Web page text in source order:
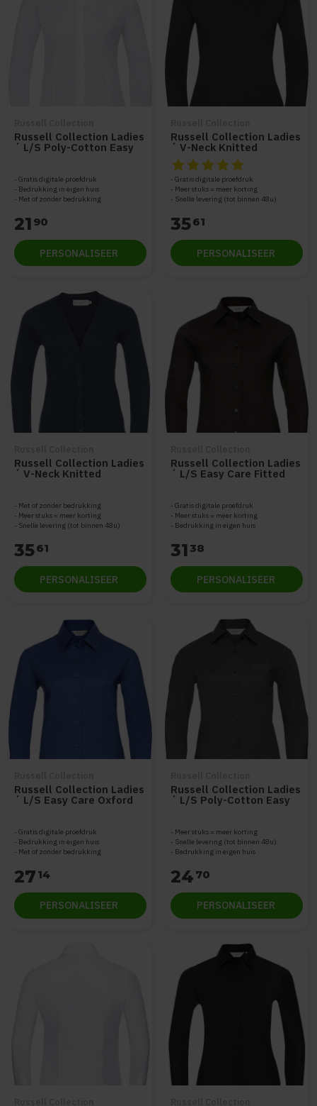
Russell Collection Ladies
´ L/S Poly-Cotton Easy
Gratis digitale proefdruk
Bedrukking in eigen huis
Met of zonder bedrukking
21 90
PERSONALISEER
Russell Collection Ladies
´ V-Neck Knitted
Pullover Z710F
De beoordeling van dit
Gratis digitale proefdruk
Meer stuks = meer korting
Snelle levering (tot binnen 48u)
3561
PERSONALISEER
Russell Collection Ladies
´ V-Neck Knitted
Met of zonder bedrukking
Meer stuks = meer korting
Snelle levering (tot binnen 48u)
3561
PERSONALISEER
Russell Collection Ladies
´ L/S Easy Care Fitted
Shirt Z946F
Gratis digitale proefdruk
Meer stuks = meer korting
Bedrukking in eigen huis
31 38
PERSONALISEER
Russell Collection Ladies
´ L/S Easy Care Oxford
Shirt Z932F
Gratis digitale proefdruk
Bedrukking in eigen huis
Met of zonder bedrukking
27 14
PERSONALISEER
Russell Collection Ladies
´ L/S Poly-Cotton Easy
Care Poplin Shirt Z934F
Meer stuks = meer korting
Snelle levering (tot binnen 48u)
Bedrukking in eigen huis
24 70
PERSONALISEER